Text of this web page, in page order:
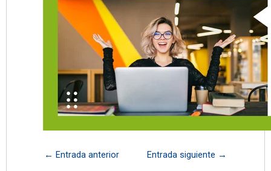
← Entrada anterior Entrada siguiente →